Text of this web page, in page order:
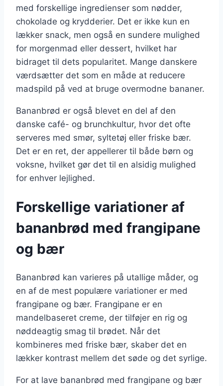
med forskellige ingredienser som nødder,
chokolade og krydderier. Det er ikke kun en
lækker snack, men også en sundere mulighed
for morgenmad eller dessert, hvilket har
bidraget til dets popularitet. Mange danskere
værdsætter det som en måde at reducere
madspild på ved at bruge overmodne bananer.
Bananbrød er også blevet en del af den
danske café- og brunchkultur, hvor det ofte
serveres med smør, syltetøj eller friske bær.
Det er en ret, der appellerer til både børn og
voksne, hvilket gør det til en alsidig mulighed
for enhver lejlighed.
Forskellige variationer af
bananbrød med frangipane
og bær
Bananbrød kan varieres på utallige måder, og
en af de mest populære variationer er med
frangipane og bær. Frangipane er en
mandelbaseret creme, der tilføjer en rig og
nøddeagtig smag til brødet. Når det
kombineres med friske bær, skaber det en
lækker kontrast mellem det søde og det syrlige.
For at lave bananbrød med frangipane og bær